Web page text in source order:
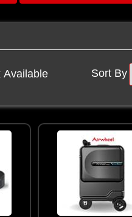
Available Sort By